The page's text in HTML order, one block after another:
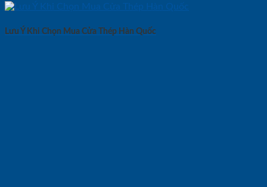
Lưu Ý Khi Chọn Mua Cửa Thép Hàn Quốc